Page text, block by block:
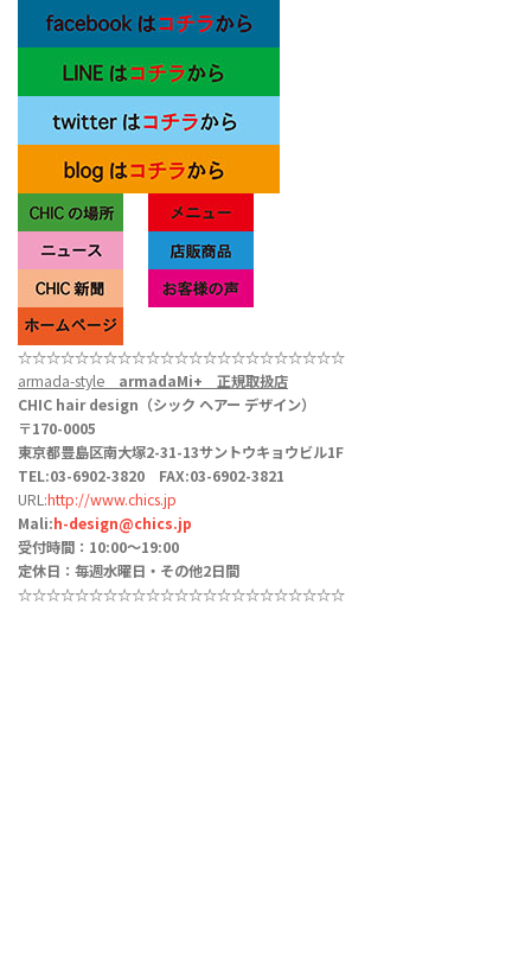
☆☆☆☆☆☆☆☆☆☆☆☆☆☆☆☆☆☆☆☆☆☆☆
armada-style armadaMi+ 正規取扱店
CHIC hair design（シック ヘアー デザイン）
〒170-0005
東京都豊島区南大塚2-31-13サントウキョウビル1F
TEL:03-6902-3820 FAX:03-6902-3821
URL:http://www.chics.jp
Mali:h-design@chics.jp
受付時間：10:00〜19:00
定休日：毎週水曜日・その他2日間
☆☆☆☆☆☆☆☆☆☆☆☆☆☆☆☆☆☆☆☆☆☆☆